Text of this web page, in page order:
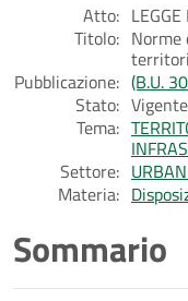
Atto:
Titolo: Norme
Pubblicazione: (B.U.
Stato: Vigente
Tema:
Settore:
Materia:
Sommario